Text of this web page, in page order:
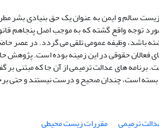
سالم و ایمن به عنوان یک حق بنیادی بشر
توجه واقع گشته که به موجب اصل پنجاهم
باشد، وظیفه عمومی تلقی می­ گردد. در عصر
فعالان حقوقی در این زمینه بوده است. پژوهش
برنامه های عدالت ترمیمی از آن جا که مبتنی
است، چندان صحیح و درست نیستند و حتی
ترمیمی مقررات زیست محیطی